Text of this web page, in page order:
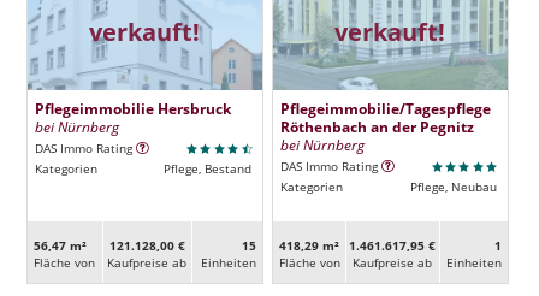
verkauft!
Pflegeimmobilie Hersbruck
bei Nürnberg
DAS Immo Rating
Kategorien
Pflege, Bestand
56,47 m²
Fläche von
121.128,00 €
Kaufpreise ab
15
Ein­heiten
verkauft!
Pflegeimmobilie/Tagespflege
Röthenbach an der Pegnitz
bei Nürnberg
DAS Immo Rating
Kategorien
Pflege, Neubau
418,29 m²
Fläche von
1.461.617,95 €
Kaufpreise ab
1
Ein­heiten